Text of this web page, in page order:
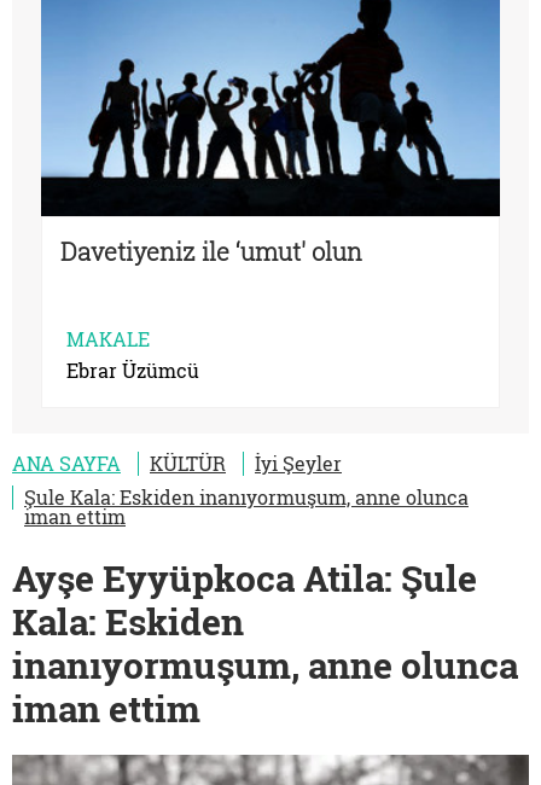
Davetiyeniz ile ‘umut' olun
MAKALE
Ebrar Üzümcü
ANA SAYFA KÜLTÜR
İyi Şeyler
Şule Kala: Eskiden inanıyormuşum, anne olunca
iman ettim
Ayşe Eyyüpkoca Atila: Şule
Kala: Eskiden
inanıyormuşum, anne olunca
iman ettim